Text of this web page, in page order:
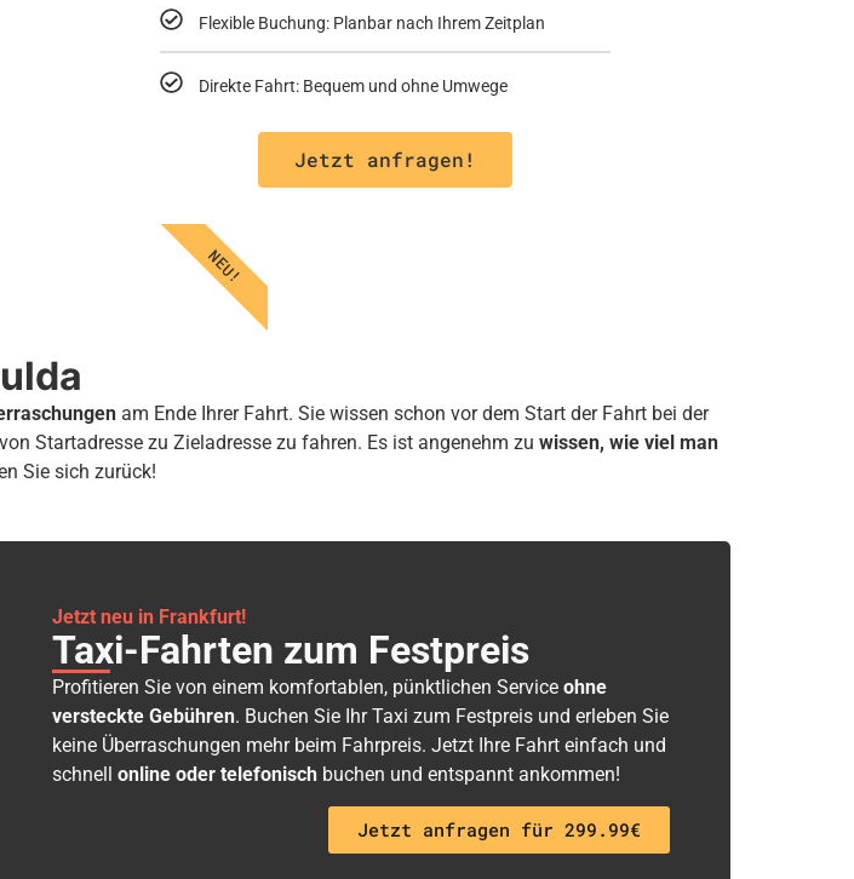
Flexible Buchung: Planbar nach Ihrem Zeitplan
Direkte Fahrt: Bequem und ohne Umwege
Jetzt anfragen!
NEU!
am Ende Ihrer Fahrt. Sie wissen schon vor dem Start der Fahrt bei der
Startadresse zu Zieladresse zu fahren. Es ist angenehm zu wissen, wie viel man
Sie sich zurück!
Jetzt neu in Frankfurt!
Taxi-Fahrten zum Festpreis
Profitieren Sie von einem komfortablen, pünktlichen Service ohne
versteckte Gebühren. Buchen Sie Ihr Taxi zum Festpreis und erleben Sie
keine Überraschungen mehr beim Fahrpreis. Jetzt Ihre Fahrt einfach und
schnell online oder telefonisch buchen und entspannt ankommen!
Jetzt anfragen für 299.99€